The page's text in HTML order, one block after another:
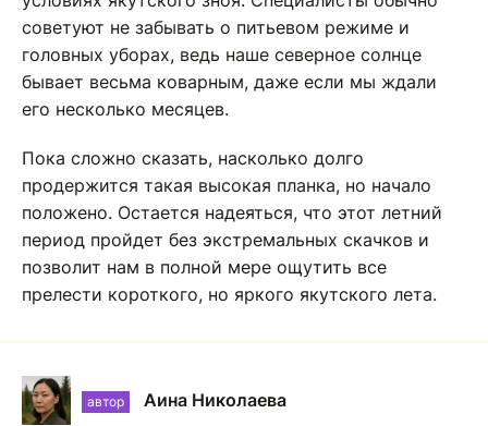
советуют не забывать о питьевом режиме и
головных уборах, ведь наше северное солнце
бывает весьма коварным, даже если мы ждали
его несколько месяцев.
Пока сложно сказать, насколько долго
продержится такая высокая планка, но начало
положено. Остается надеяться, что этот летний
период пройдет без экстремальных скачков и
позволит нам в полной мере ощутить все
прелести короткого, но яркого якутского лета.
автор Аина Николаева